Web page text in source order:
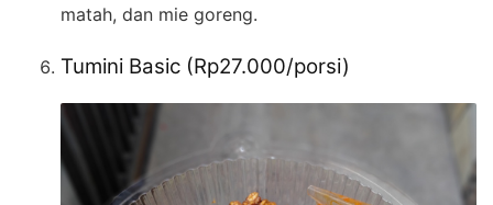
matah, dan mie goreng.
Tumini Basic (Rp27.000/porsi)